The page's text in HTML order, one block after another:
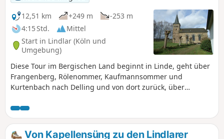
12,51 km
+249 m
-253 m
4:15 Std.
Mittel
Start in Lindlar (Köln und
Umgebung)
Diese Tour im Bergischen Land beginnt in Linde, geht über
Frangenberg, Rölenommer, Kaufmannsommer und
Kurtenbach nach Delling und von dort zurück, über
Bosbach, und Müllersommer wieder nach Linde.
Von Kapellensüng zu den Lindlarer